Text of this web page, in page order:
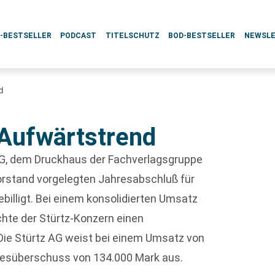
BESTSELLER PODCAST TITELSCHUTZ BOD-BESTSELLER
dem Druckhaus der Fachverlagsgruppe
vorgelegten Jahresabschluß für
Bei einem konsolidierten Umsatz
der Stürtz-Konzern einen
Stürtz AG weist bei einem Umsatz von
von 134.000 Mark aus.